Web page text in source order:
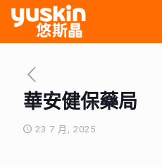
華安健保藥局
23 7 月, 2025